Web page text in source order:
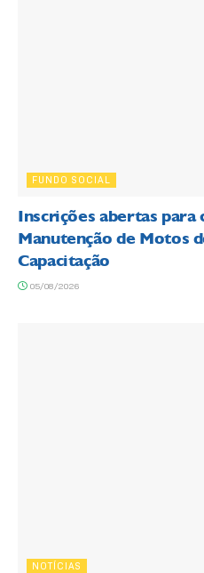
FUNDO SOCIAL
Inscrições abertas
Manutenção de Motos
Capacitação
05/08/2026
NOTÍCIAS